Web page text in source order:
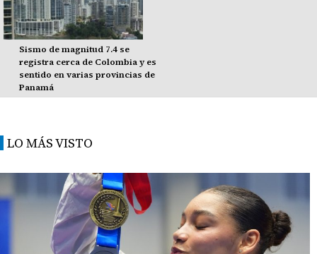
Sismo de magnitud 7.4 se
registra cerca de Colombia y es
sentido en varias provincias de
Panamá
LO MÁS VISTO